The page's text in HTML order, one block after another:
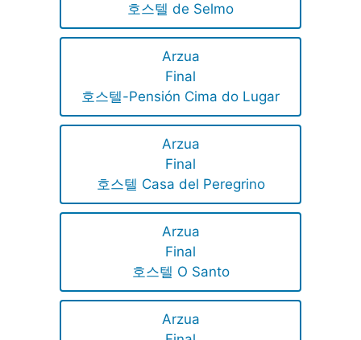
호스텔 de Selmo
Arzua
Final
호스텔-Pensión Cima do Lugar
Arzua
Final
호스텔 Casa del Peregrino
Arzua
Final
호스텔 O Santo
Arzua